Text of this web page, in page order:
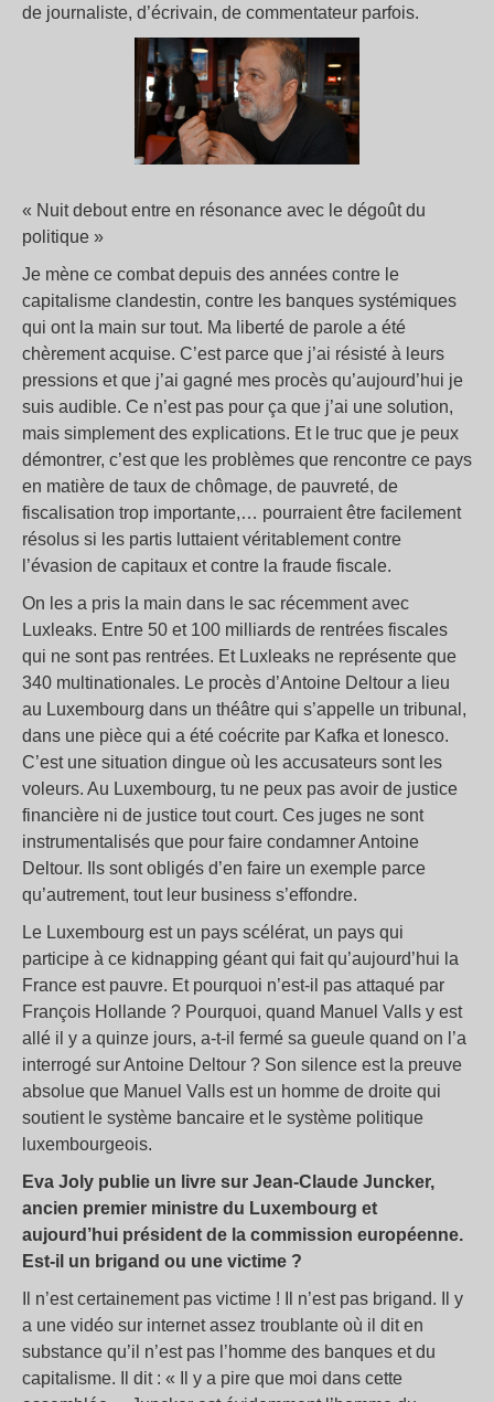
de journaliste, d’écrivain, de commentateur parfois.
« Nuit debout entre en résonance avec le dégoût du
politique »
Je mène ce combat depuis des années contre le
capitalisme clandestin, contre les banques systémiques
qui ont la main sur tout. Ma liberté de parole a été
chèrement acquise. C’est parce que j’ai résisté à leurs
pressions et que j’ai gagné mes procès qu’aujourd’hui je
suis audible. Ce n’est pas pour ça que j’ai une solution,
mais simplement des explications. Et le truc que je peux
démontrer, c’est que les problèmes que rencontre ce pays
en matière de taux de chômage, de pauvreté, de
fiscalisation trop importante,… pourraient être facilement
résolus si les partis luttaient véritablement contre
l’évasion de capitaux et contre la fraude fiscale.
On les a pris la main dans le sac récemment avec
Luxleaks. Entre 50 et 100 milliards de rentrées fiscales
qui ne sont pas rentrées. Et Luxleaks ne représente que
340 multinationales. Le procès d’Antoine Deltour a lieu
au Luxembourg dans un théâtre qui s’appelle un tribunal,
dans une pièce qui a été coécrite par Kafka et Ionesco.
C’est une situation dingue où les accusateurs sont les
voleurs. Au Luxembourg, tu ne peux pas avoir de justice
financière ni de justice tout court. Ces juges ne sont
instrumentalisés que pour faire condamner Antoine
Deltour. Ils sont obligés d’en faire un exemple parce
qu’autrement, tout leur business s’effondre.
Le Luxembourg est un pays scélérat, un pays qui
participe à ce kidnapping géant qui fait qu’aujourd’hui la
France est pauvre. Et pourquoi n’est-il pas attaqué par
François Hollande ? Pourquoi, quand Manuel Valls y est
allé il y a quinze jours, a-t-il fermé sa gueule quand on l’a
interrogé sur Antoine Deltour ? Son silence est la preuve
absolue que Manuel Valls est un homme de droite qui
soutient le système bancaire et le système politique
luxembourgeois.
Eva Joly publie un livre sur Jean-Claude Juncker,
ancien premier ministre du Luxembourg et
aujourd’hui président de la commission européenne.
Est-il un brigand ou une victime ?
Il n’est certainement pas victime ! Il n’est pas brigand. Il y
a une vidéo sur internet assez troublante où il dit en
substance qu’il n’est pas l’homme des banques et du
capitalisme. Il dit : « Il y a pire que moi dans cette